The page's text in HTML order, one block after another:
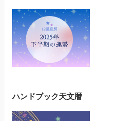
ハンドブック天文暦